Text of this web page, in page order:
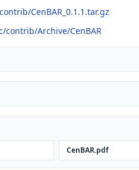
CenBAR_0.1.1.tar.gz
contrib/Archive/CenBAR
CenBAR.pdf